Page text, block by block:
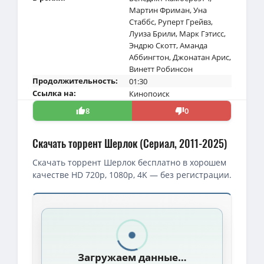
Мартин Фриман,Уна
Стаббс, Руперт Грейвз,
Луиза Брили, Марк Гэтисс,
Эндрю Скотт,Аманда
Аббингтон,Джонатан Арис,
Винетт Робинсон
Продолжительность:
01:30
Ссылка на:
Кинопоиск
8
0
Скачать торрент Шерлок (Сериал, 2011-2025)
Скачать торрент Шерлок бесплатно в хорошем
качестве HD 720p, 1080p, 4K — без регистрации.
Скачать торрент — Шерлок / Sherlock / Сезон: 01-04 (2011)
1080p — Шерлок / Sherlock (2010-2017) BDRip [H.264/1080p]
BDRip — Шерлок / Sherlock [S01-04] (2010-2017) BDRip-AVC от
Шерлок и дочь / Sherlock & Daughter (2025) WEBRip [H.264]
Загружаем данные…